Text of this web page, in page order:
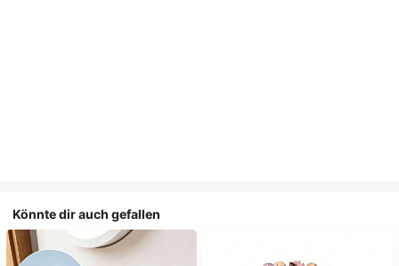
Könnte dir auch gefallen